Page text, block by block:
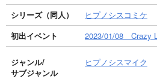
シリーズ（同人）
ヒプノシスコミケ
初出イベント
2023/01/08 Crazy
ジャンル/
サブジャンル
ヒプノシスマイク